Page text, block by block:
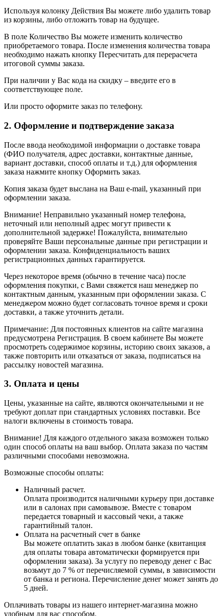
Используя колонку Действия Вы можете либо удалить товар
из корзины, либо отложить товар на будущее.
В поле Количество Вы можете изменить количество
приобретаемого товара. После изменения количества товара
необходимо нажать кнопку Пересчитать для перерасчета
итоговой суммы заказа.
При наличии у Вас кода на скидку – введите его в
соответствующее поле.
Или просто оформите заказ по телефону.
2. Оформление и подтверждение заказа
После ввода необходимой информации о доставке товара
(ФИО получателя, адрес доставки, контактные данные,
вариант доставки, способ оплаты и т.д.) для оформления
заказа нажмите кнопку Оформить заказ.
Копия заказа будет выслана на Ваш e-mail, указанный при
оформлении заказа.
Внимание! Неправильно указанный номер телефона,
неточный или неполный адрес могут привести к
дополнительной задержке! Пожалуйста, внимательно
проверяйте Ваши персональные данные при регистрации и
оформлении заказа. Конфиденциальность ваших
регистрационных данных гарантируется.
Через некоторое время (обычно в течение часа) после
оформления покупки, с Вами свяжется наш менеджер по
контактным данным, указанным при оформлении заказа. С
менеджером можно будет согласовать точное время и сроки
доставки, а также уточнить детали.
Примечание: Для постоянных клиентов на сайте магазина
предусмотрена Регистрация. В своем кабинете Вы можете
просмотреть содержимое корзины, историю своих заказов, а
также повторить или отказаться от заказа, подписаться на
рассылку новостей магазина.
3. Оплата и цены
Цены, указанные на сайте, являются окончательными и не
требуют доплат при стандартных условиях поставки. Все
налоги включены в стоимость товара.
Внимание! Для каждого отдельного заказа возможен только
один способ оплаты на ваш выбор. Оплата заказа по частям
различными способами невозможна.
Возможные способы оплаты:
Наличный расчет.
Оплата производится наличными курьеру при доставке
или в салонах при самовывозе. Вместе с товаром
передается товарный и кассовый чеки, а также
гарантийный талон.
Оплата на расчетный счет в банке
Вы можете оплатить заказ в любом банке (квитанция
для оплаты товара автоматически формируется при
оформлении заказа). За услугу по переводу денег с Вас
возьмут до 7 % от перечисляемой суммы, в зависимости
от банка и региона. Перечисление денег может занять до
5 дней.
Оплачивать товары из нашего интернет-магазина можно
удобным для вас способом.